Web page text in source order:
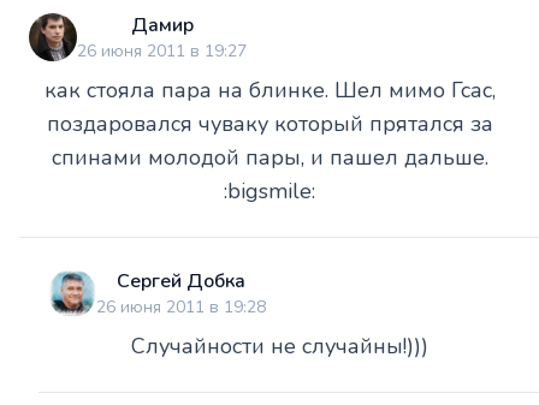
Дамир
26 июня 2011 в 19:27
как стояла пара на блинке. Шел мимо Гсас,
поздаровался чуваку который прятался за
спинами молодой пары, и пашел дальше.
:bigsmile:
Сергей Добка
26 июня 2011 в 19:28
Случайности не случайны!)))